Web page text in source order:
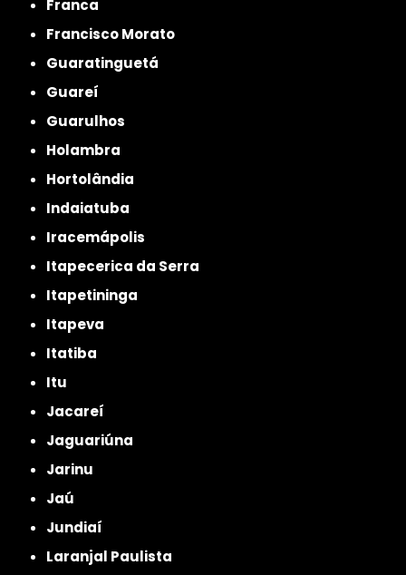
Franca
Francisco Morato
Guaratinguetá
Guareí
Guarulhos
Holambra
Hortolândia
Indaiatuba
Iracemápolis
Itapecerica da Serra
Itapetininga
Itapeva
Itatiba
Itu
Jacareí
Jaguariúna
Jarinu
Jaú
Jundiaí
Laranjal Paulista